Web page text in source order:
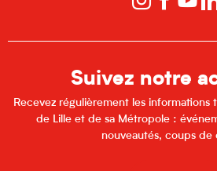
Suivez notre
Recevez régulièrement les informations
de Lille et de sa Métropole :
nouveautés, coups